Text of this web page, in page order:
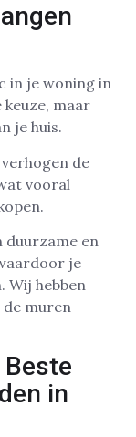
in je woning in
keuze, maar
je huis.
de
vooral
duurzame en
je
Wij hebben
de muren
in